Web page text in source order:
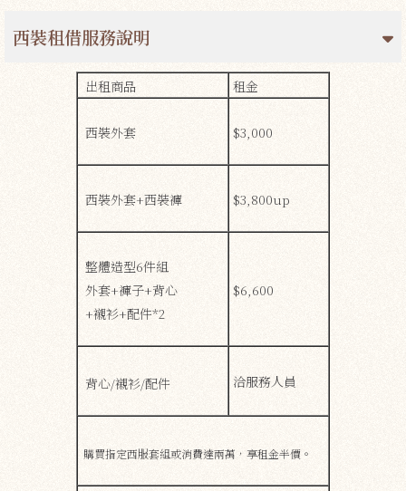
西裝租借服務說明
出租商品 租金
西裝外套 $3,000
西裝外套+西裝褲 $3,800up
整體造型6件組
外套+褲子+背心
+襯衫+配件*2
$6,600
背心/襯衫/配件 洽服務人員
購買指定西服套組或消費達兩萬，享租金半價。